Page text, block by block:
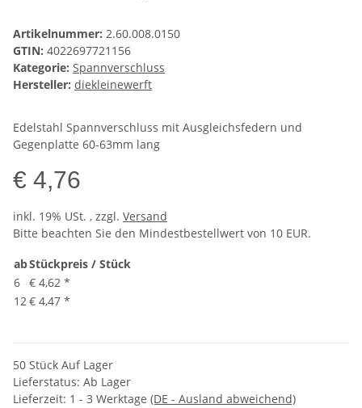
Artikelnummer: 2.60.008.0150
GTIN: 4022697721156
Kategorie: Spannverschluss
Hersteller: diekleinewerft
Edelstahl Spannverschluss mit Ausgleichsfedern und
Gegenplatte 60-63mm lang
€ 4,76
inkl. 19% USt. , zzgl. Versand
Bitte beachten Sie den Mindestbestellwert von 10 EUR.
abStückpreis / Stück
6 € 4,62 *
12€ 4,47 *
50 Stück Auf Lager
Lieferstatus: Ab Lager
Lieferzeit: 1 - 3 Werktage (DE - Ausland abweichend)